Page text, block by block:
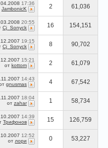
17:36
JambonicK 2 61,036
20:55
Cj_Sonyck 16 154,151
19:15
Cj_Sonyck 8 90,702
15:21
от kottom 2 61,079
14:43
gnusmas 4 67,542
18:04
от zahar 1 58,734
14:39
Трифонов 15 126,759
12:52
от лори 0 53,227